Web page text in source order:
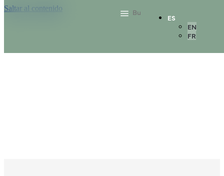
Saltar al contenido
ES
EN
FR